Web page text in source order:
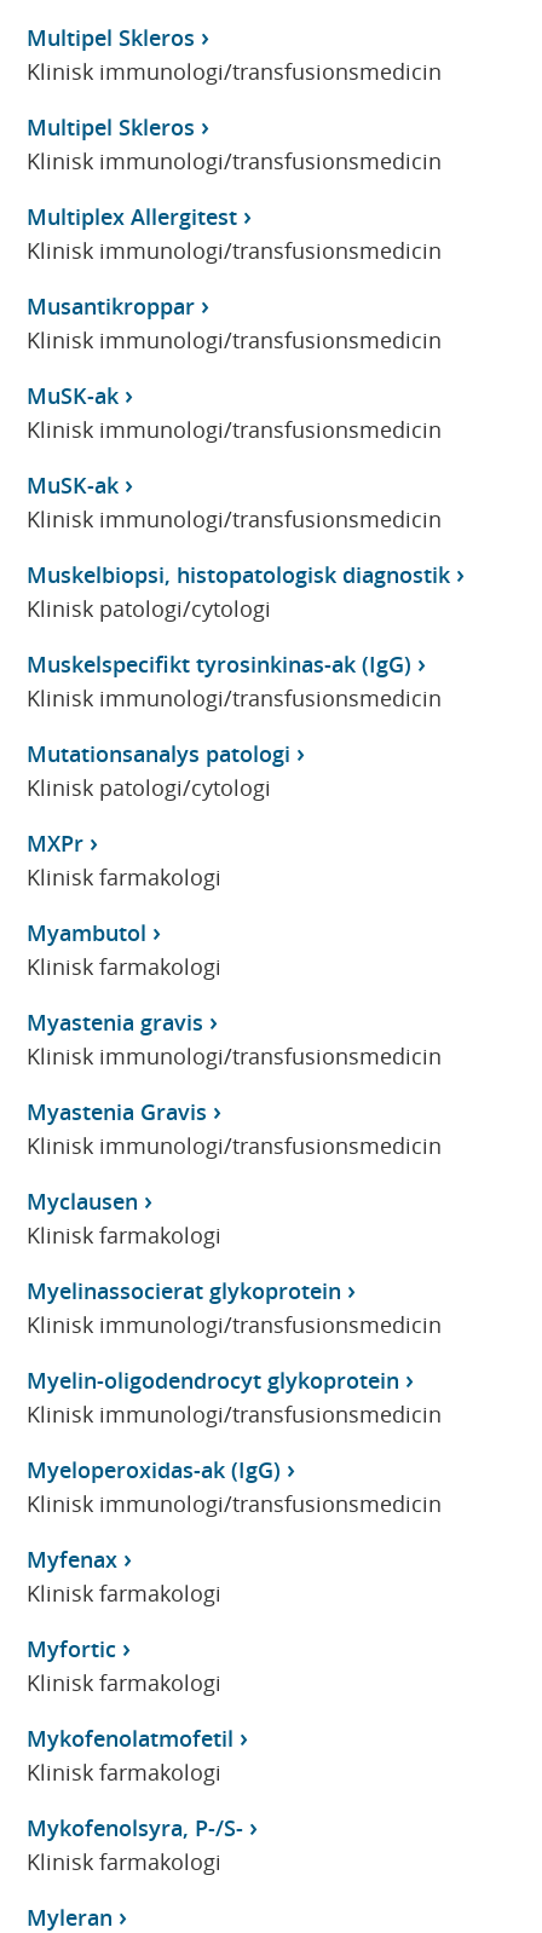
Multipel Skleros
Klinisk immunologi/transfusionsmedicin
Multipel Skleros
Klinisk immunologi/transfusionsmedicin
Multiplex Allergitest
Klinisk immunologi/transfusionsmedicin
Musantikroppar
Klinisk immunologi/transfusionsmedicin
MuSK-ak
Klinisk immunologi/transfusionsmedicin
MuSK-ak
Klinisk immunologi/transfusionsmedicin
Muskelbiopsi, histopatologisk diagnostik
Klinisk patologi/cytologi
Muskelspecifikt tyrosinkinas-ak (IgG)
Klinisk immunologi/transfusionsmedicin
Mutationsanalys patologi
Klinisk patologi/cytologi
MXPr
Klinisk farmakologi
Myambutol
Klinisk farmakologi
Myastenia gravis
Klinisk immunologi/transfusionsmedicin
Myastenia Gravis
Klinisk immunologi/transfusionsmedicin
Myclausen
Klinisk farmakologi
Myelinassocierat glykoprotein
Klinisk immunologi/transfusionsmedicin
Myelin-oligodendrocyt glykoprotein
Klinisk immunologi/transfusionsmedicin
Myeloperoxidas-ak (IgG)
Klinisk immunologi/transfusionsmedicin
Myfenax
Klinisk farmakologi
Myfortic
Klinisk farmakologi
Mykofenolatmofetil
Klinisk farmakologi
Mykofenolsyra, P-/S-
Klinisk farmakologi
Myleran